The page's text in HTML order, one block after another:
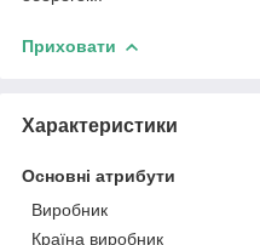
Приховати
Характеристики
Основні атрибути
Виробник
Країна виробник